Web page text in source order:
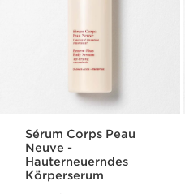
Sérum Corps Peau
Neuve -
Hauterneuerndes
Körperserum